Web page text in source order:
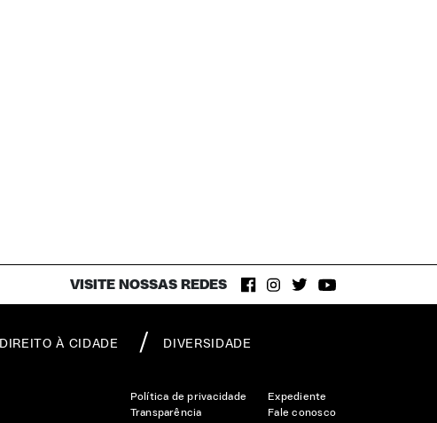
VISITE NOSSAS REDES
DIREITO À CIDADE DIVERSIDADE
Política de privacidade
Transparência
Expediente
Fale conosco